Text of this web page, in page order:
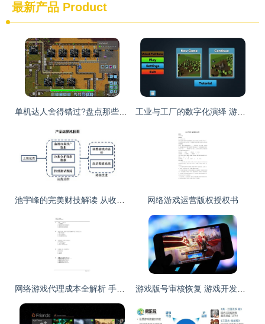
最新产品 Product
网络游戏运营版权授权书